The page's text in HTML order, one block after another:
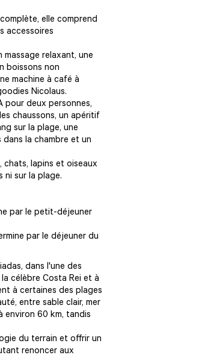
elle comprend
accessoires
relaxant, une
boissons non
machine à café à
Nicolaus.
pour deux personnes,
chaussons, un apéritif
sur la plage, une
la chambre et un
chats, lapins et oiseaux
ni sur la plage.
par le petit-déjeuner
par le déjeuner du
dans l'une des
célèbre Costa Rei et à
à certaines des plages
entre sable clair, mer
environ 60 km, tandis
du terrain et offrir un
renoncer aux